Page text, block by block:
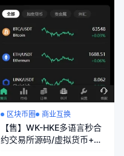
区块币圈 商业互换
【售】WK-HKE多语言秒合
约交易所源码/虚拟货币+贵